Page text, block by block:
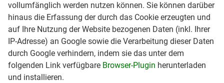
vollumfänglich werden nutzen können. Sie können darüber
hinaus die Erfassung der durch das Cookie erzeugten und
auf Ihre Nutzung der Website bezogenen Daten (inkl. Ihrer
IP-Adresse) an Google sowie die Verarbeitung dieser Daten
durch Google verhindern, indem sie das unter dem
folgenden Link verfügbare Browser-Plugin herunterladen
und installieren.